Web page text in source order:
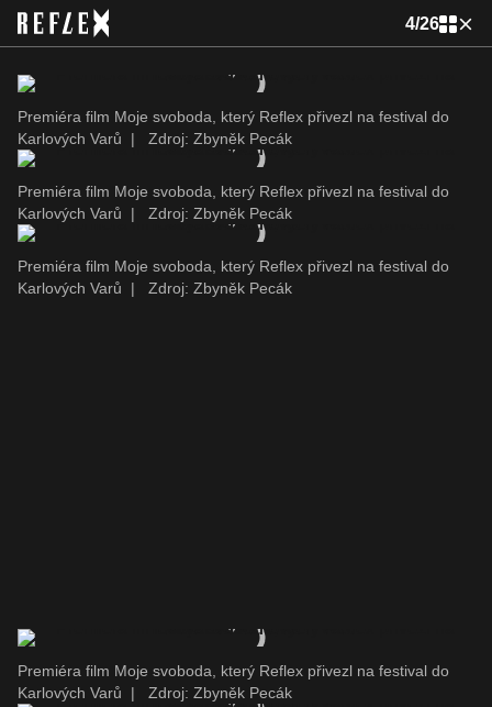
4/26
Premiéra film Moje svoboda, který Reflex přivezl na festival do
Karlových Varů
| Zdroj: Zbyněk Pecák
Premiéra film Moje svoboda, který Reflex přivezl na festival do
Karlových Varů
| Zdroj: Zbyněk Pecák
Premiéra film Moje svoboda, který Reflex přivezl na festival do
Karlových Varů
| Zdroj: Zbyněk Pecák
Premiéra film Moje svoboda, který Reflex přivezl na festival do
Karlových Varů
| Zdroj: Zbyněk Pecák